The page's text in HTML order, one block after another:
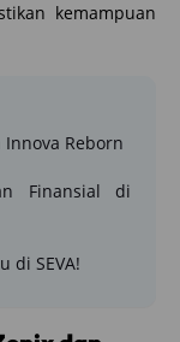
kemampuan
Reborn
Finansial di
di SEVA!